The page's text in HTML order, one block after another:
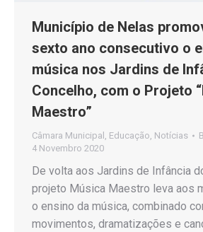
Município de Nelas
sexto ano consecutivo o
música nos Jardins de
Concelho, com o Projeto
Maestro”
Câmara Municipal , Educação, Notícias
4 Novembro 2020
De volta aos Jardins de Infância
projeto Música Maestro leva aos
o ensino da música, combinado
movimentos, dramatizações e